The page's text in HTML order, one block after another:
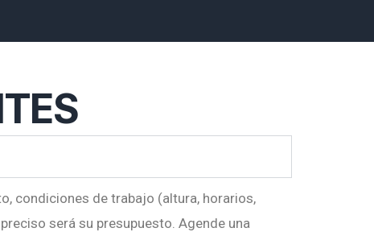
condiciones de trabajo (altura, horarios,
será su presupuesto. Agende una